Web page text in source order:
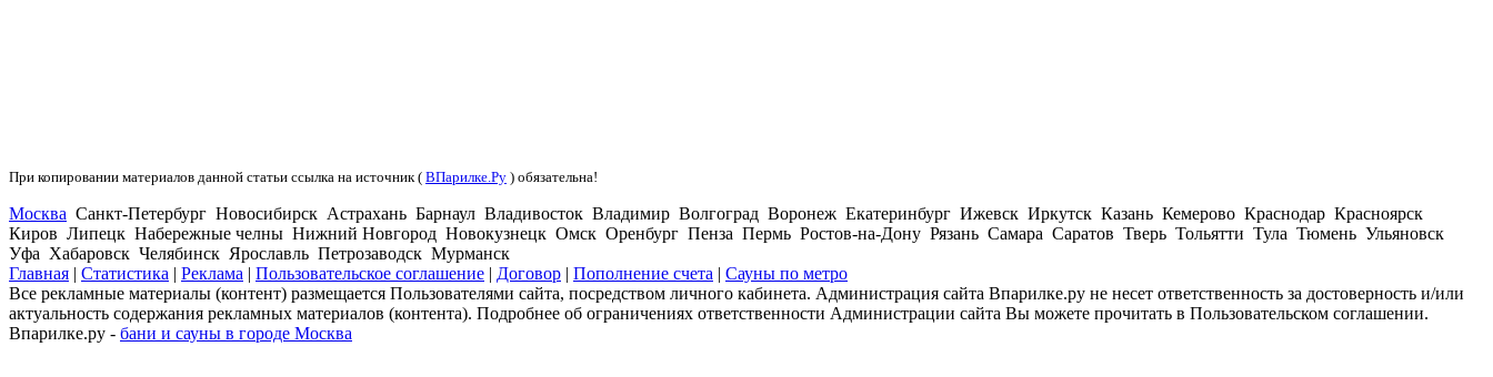
При копировании материалов данной статьи ссылка на источник ( ВПарилке.Ру ) обязательна!
Москва Санкт-Петербург Новосибирск Астрахань Барнаул Владивосток Владимир Волгоград Воронеж Екатеринбург Ижевск Иркутск Казань Кемерово Краснодар Красноярск
Киров Липецк Набережные челны Нижний Новгород Новокузнецк Омск Оренбург Пенза Пермь Ростов-на-Дону Рязань Самара Саратов Тверь Тольятти Тула Тюмень Ульяновск
Уфа Хабаровск Челябинск Ярославль Петрозаводск Мурманск
Главная | Статистика | Реклама | Пользовательское соглашение | Договор | Пополнение счета | Сауны по метро
Все рекламные материалы (контент) размещается Пользователями сайта, посредством личного кабинета. Администрация сайта Впарилке.ру не несет ответственность за достоверность и/или
актуальность содержания рекламных материалов (контента). Подробнее об ограничениях ответственности Администрации сайта Вы можете прочитать в Пользовательском соглашении.
Впарилке.ру - бани и сауны в городе Москва